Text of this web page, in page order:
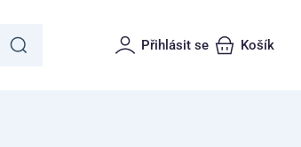
Přihlásit se Košík